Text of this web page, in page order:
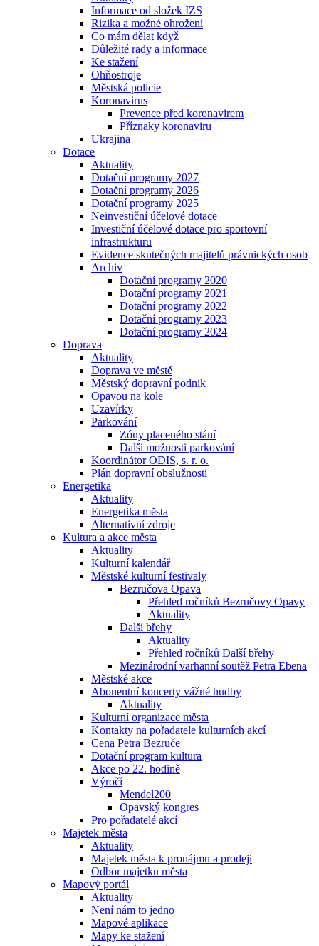
Informace od složek IZS
Rizika a možné ohrožení
Co mám dělat když
Důležité rady a informace
Ke stažení
Ohňostroje
Městská policie
Koronavirus
Prevence před koronavirem
Příznaky koronaviru
Ukrajina
Dotace
Aktuality
Dotační programy 2027
Dotační programy 2026
Dotační programy 2025
Neinvestiční účelové dotace
Investiční účelové dotace pro sportovní
infrastrukturu
Evidence skutečných majitelů právnických osob
Archiv
Dotační programy 2020
Dotační programy 2021
Dotační programy 2022
Dotační programy 2023
Dotační programy 2024
Doprava
Aktuality
Doprava ve městě
Městský dopravní podnik
Opavou na kole
Uzavírky
Parkování
Zóny placeného stání
Další možnosti parkování
Koordinátor ODIS, s. r. o.
Plán dopravní obslužnosti
Energetika
Aktuality
Energetika města
Alternativní zdroje
Kultura a akce města
Aktuality
Kulturní kalendář
Městské kulturní festivaly
Bezručova Opava
Přehled ročníků Bezručovy Opavy
Aktuality
Další břehy
Aktuality
Přehled ročníků Další břehy
Mezinárodní varhanní soutěž Petra Ebena
Městské akce
Abonentní koncerty vážné hudby
Aktuality
Kulturní organizace města
Kontakty na pořadatele kulturních akcí
Cena Petra Bezruče
Dotační program kultura
Akce po 22. hodině
Výročí
Mendel200
Opavský kongres
Pro pořadatelé akcí
Majetek města
Aktuality
Majetek města k pronájmu a prodeji
Odbor majetku města
Mapový portál
Aktuality
Není nám to jedno
Mapové aplikace
Mapy ke stažení